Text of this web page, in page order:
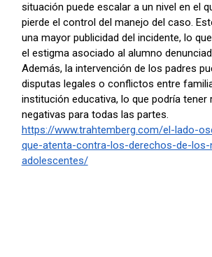
situación puede escalar a un nivel en el
pierde el control del manejo del caso.
una mayor publicidad del incidente, lo
el estigma asociado al alumno
Además, la intervención de los padres
disputas legales o conflictos entre
institución educativa, lo que podría tener
negativas para todas las partes.
https://www.trahtemberg.com/el-lado-
que-atenta-contra-los-derechos-de-
adolescentes/